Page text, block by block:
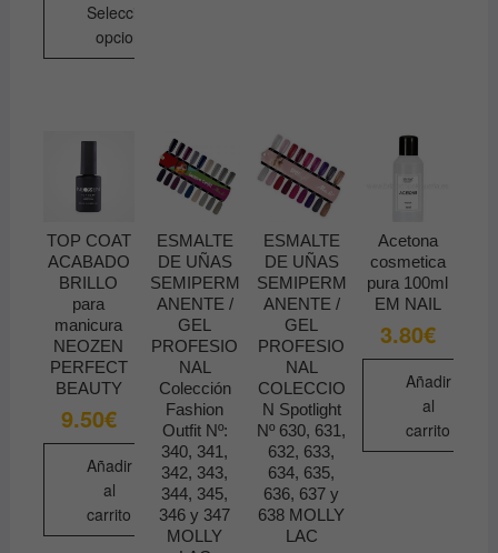
Seleccionar
opciones
variantes.
Las
opciones
se
pueden
elegir
en
la
página
de
producto
elegir
en
la
página
de
producto
pueden
elegir
en
la
página
de
producto
TOP COAT
ACABADO
BRILLO
para
manicura
NEOZEN
PERFECT
BEAUTY
9.50€
Añadir
al
carrito
ESMALTE
DE UÑAS
SEMIPERM
ANENTE /
GEL
PROFESIO
NAL
Colección
Fashion
Outfit Nº:
340, 341,
342, 343,
344, 345,
346 y 347
MOLLY
ESMALTE
DE UÑAS
SEMIPERM
ANENTE /
GEL
PROFESIO
NAL
COLECCIO
N Spotlight
Nº 630, 631,
632, 633,
634, 635,
636, 637 y
638 MOLLY
LAC
Acetona
cosmetica
pura 100ml
EM NAIL
3.80€
Añadir
al
carrito